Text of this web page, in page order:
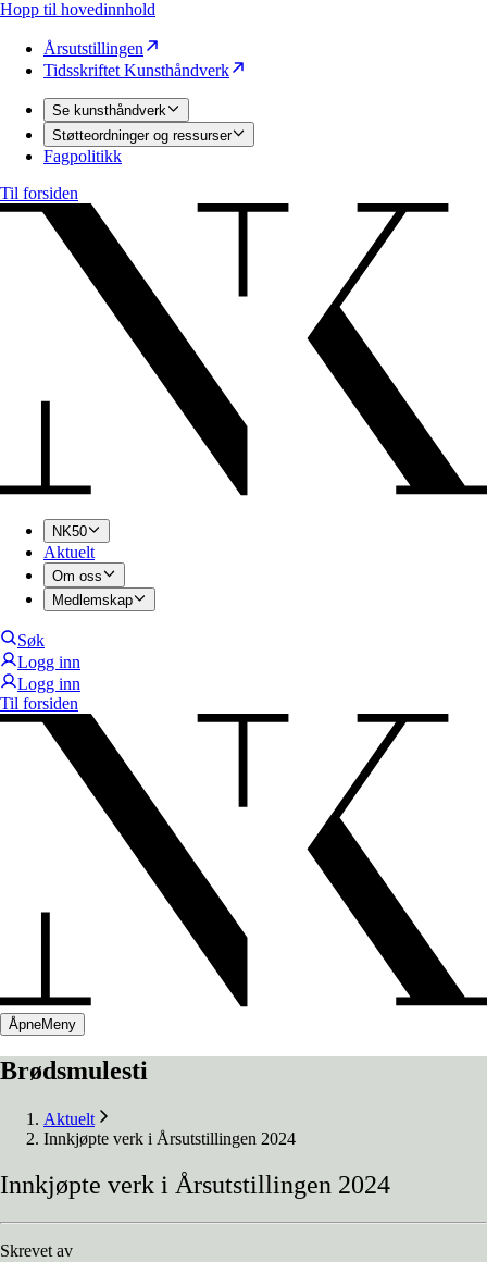
Hopp til hovedinnhold
Årsutstillingen
Tidsskriftet Kunsthåndverk
Se kunsthåndverk
Støtteordninger og ressurser
Fagpolitikk
Til forsiden
NK50
Aktuelt
Om oss
Medlemskap
Søk
Logg inn
Logg inn
Til forsiden
ÅpneMeny
Brødsmulesti
Aktuelt
Innkjøpte verk i Årsutstillingen 2024
Innkjøpte verk i Årsutstillingen 2024
Skrevet av